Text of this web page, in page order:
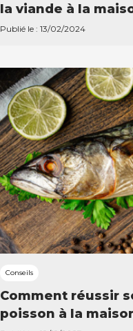
la viande à la
Publié le : 13/02/2024
Conseils
Comment réussir
poisson à la